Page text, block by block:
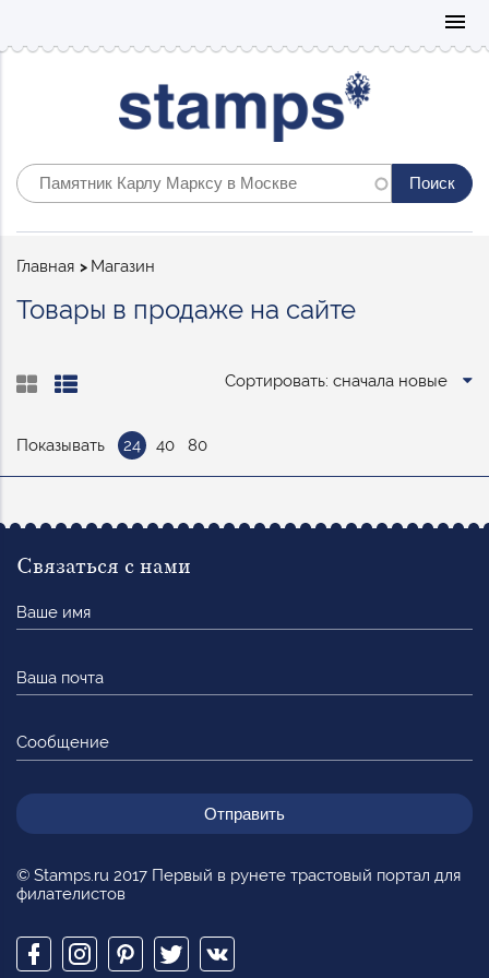
menu
Строка
Главная Магазин
Товары в продаже на сайте
Сортировать: сначала новые
Показывать 24 40 80
© Stamps.ru 2017 Первый в рунете трастовый портал для
филателистов
Связаться с нами
имя
почта
Сообщение